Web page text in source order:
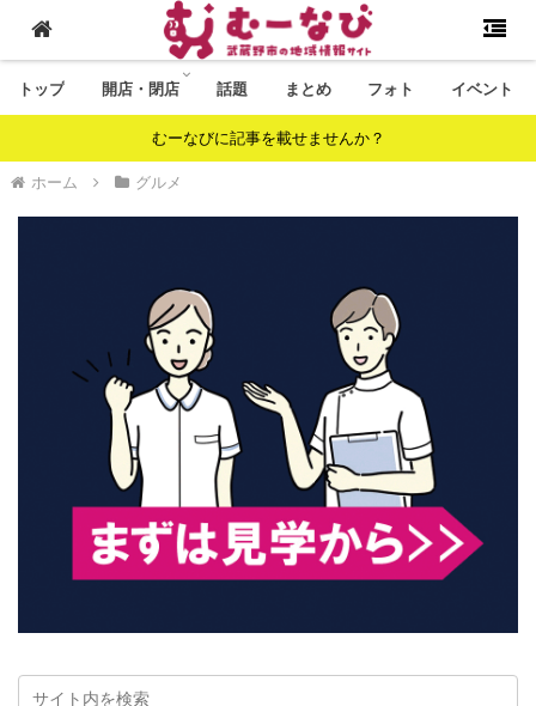
トップ 開店・閉店 話題 まとめ フォト イベント
むーなびに記事を載せませんか？
ホーム グルメ